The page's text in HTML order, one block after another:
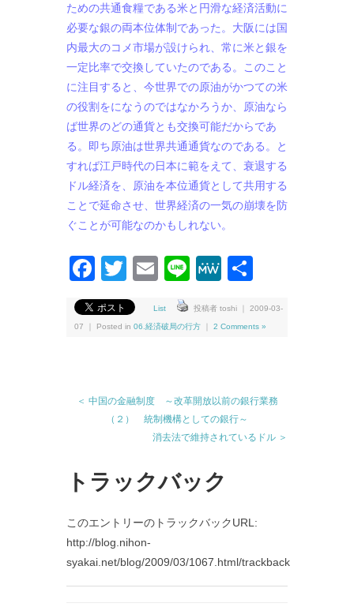
ための共通食糧である米と円滑な経済活動に
必要な銀の両本位体制であった。大阪には国
内最大のコメ市場が設けられ、常に米と銀を
一定比率で交換していたのである。このこと
に注目すると、今世界での原油がかつての米
の役割をになうのではなかろうか、原油なら
ば世界のどの通貨とも交換可能だからであ
る。即ち原油は世界共通通貨なのである。と
すれば江戸時代の日本に範をえて、衰退する
ドル経済を、原油を本位通貨として共用する
ことで延命させ、世界経済の一気の崩壊を防
ぐことが可能なのかもしれない。
Facebook
Twitter
EmailLineMeWe
List 投稿者 toshi ｜ 2009-03-
07 ｜ Posted in 06.経済破局の行方 2 Comments »
＜ 中国の金融制度 ～改革開放以前の銀行業務
（２） 統制機構としての銀行～
消去法で維持されているドル ＞
トラックバック
このエントリーのトラックバックURL:
http://blog.nihon-
syakai.net/blog/2009/03/1067.html/trackback